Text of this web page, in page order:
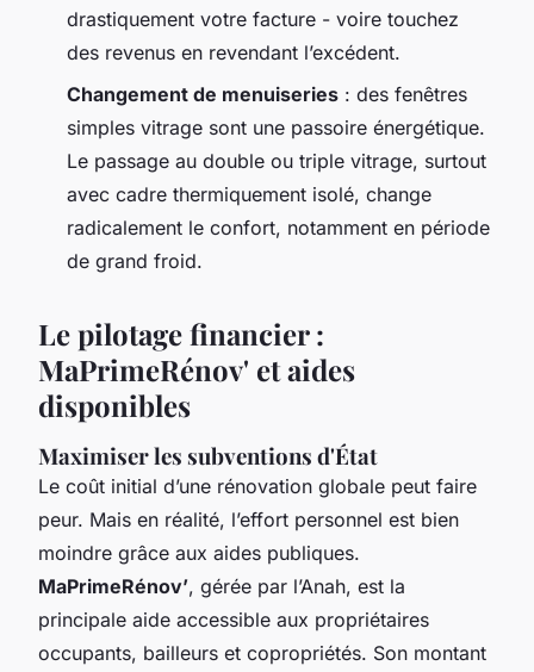
drastiquement votre facture - voire touchez
des revenus en revendant l’excédent.
Changement de menuiseries : des fenêtres
simples vitrage sont une passoire énergétique.
Le passage au double ou triple vitrage, surtout
avec cadre thermiquement isolé, change
radicalement le confort, notamment en période
de grand froid.
Le pilotage financier :
MaPrimeRénov' et aides
disponibles
Maximiser les subventions d'État
Le coût initial d’une rénovation globale peut faire
peur. Mais en réalité, l’effort personnel est bien
moindre grâce aux aides publiques.
MaPrimeRénov’, gérée par l’Anah, est la
principale aide accessible aux propriétaires
occupants, bailleurs et copropriétés. Son montant